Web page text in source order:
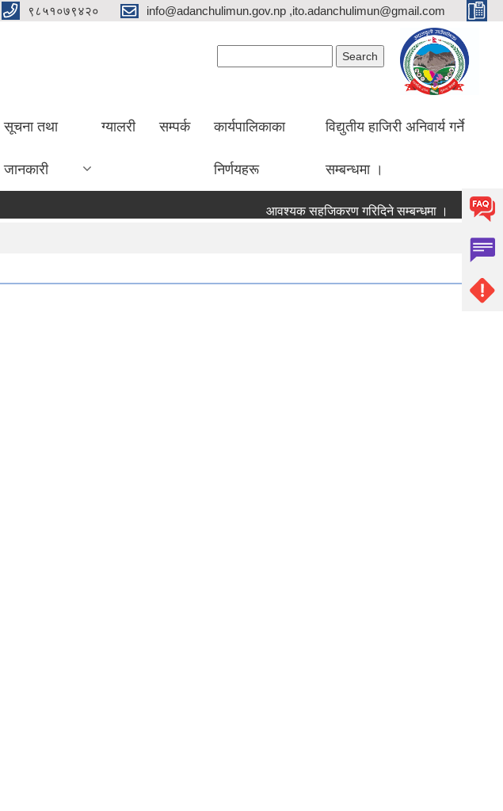
९८५१०७९४२० info@adanchulimun.gov.np ,ito.adanchulimun@gmail.com
सूचना तथा
जानकारी
ग्यालरी सम्पर्क कार्यपालिकाका
निर्णयहरू
विद्युतीय हाजिरी अनिवार्य गर्ने
सम्बन्धमा ।
आवश्यक सहजिकरण गरिदिने सम्बन्धमा ।